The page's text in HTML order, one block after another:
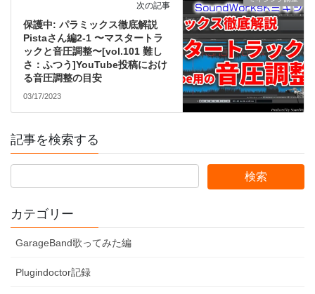
次の記事
保護中: パラミックス徹底解説
Pistaさん編2-1 〜マスタートラ
ックと音圧調整〜[vol.101 難し
さ：ふつう]YouTube投稿におけ
る音圧調整の目安
03/17/2023
記事を検索する
カテゴリー
GarageBand歌ってみた編
Plugindoctor記録